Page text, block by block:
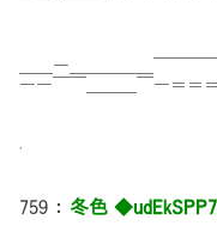
＿＿―＿＿＿＿＿￣
――￣￣＿＿＿￣―＝
759 ： 冬色